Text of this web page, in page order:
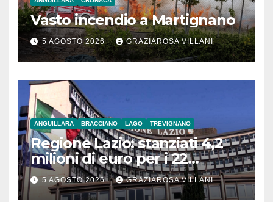
Vasto incendio a Martignano
5 AGOSTO 2026 GRAZIAROSA VILLANI
ANGUILLARA BRACCIANO LAGO TREVIGNANO
Regione Lazio: stanziati 4,2
milioni di euro per i 22
Comuni dell’Etruria
Meridionale
5 AGOSTO 2026 GRAZIAROSA VILLANI